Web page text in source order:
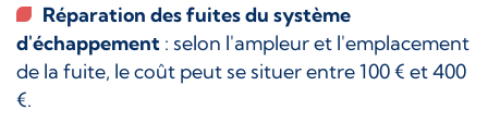
Réparation des fuites du système
d'échappement : selon l'ampleur et l'emplacement
de la fuite, le coût peut se situer entre 100 € et 400
€.